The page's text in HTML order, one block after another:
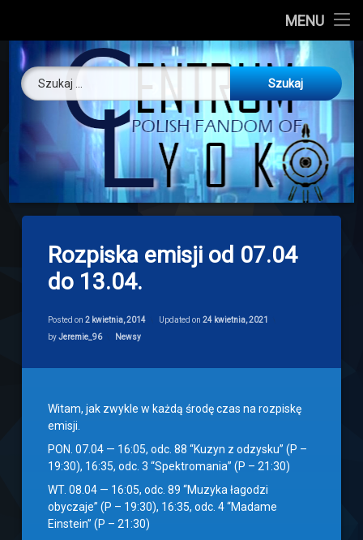
MENU
About us
O nas
Artykuły
Discord
Drogowskaz
Download
Skip
content
Centrum
Szukaj:
Rozpiska emisji od 07.04
do 13.04.
Posted on2 kwietnia, 2014 Updated on24 kwietnia, 2021
byJeremie_96 Categories:
Newsy
Witam, jak zwykle w każdą środę czas na rozpiskę
emisji.
PON. 07.04 — 16:05, odc. 88 “Kuzyn z odzysku” (P –
19:30), 16:35, odc. 3 “Spektromania” (P – 21:30)
WT. 08.04 — 16:05, odc. 89 “Muzyka łagodzi
obyczaje” (P – 19:30), 16:35, odc. 4 “Madame
Einstein” (P – 21:30)